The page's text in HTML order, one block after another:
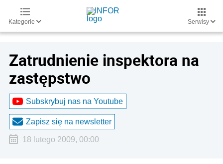
Kategorie Serwisy
Zatrudnienie inspektora na
zastępstwo
Subskrybuj nas na Youtube
Zapisz się na newsletter
18 lutego 2009, 00:00